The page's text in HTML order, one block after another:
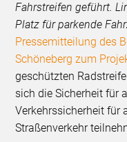
Fahrstreifen geführt.
Platz für parkende
Pressemitteilung des
Schöneberg zum
geschützten
sich die Sicherheit für
Verkehrssicherheit für
Straßenverkehr